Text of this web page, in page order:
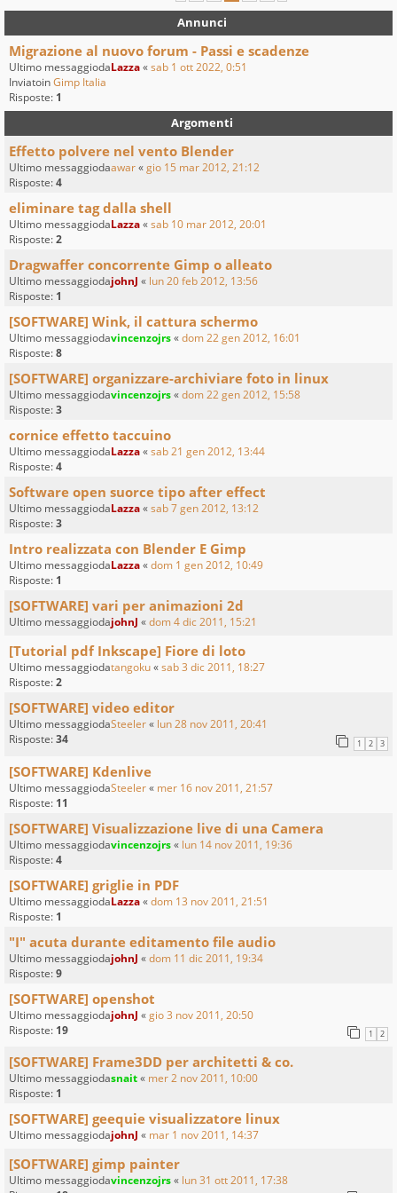
Annunci
Migrazione al nuovo forum - Passi e scadenze
Ultimo messaggiodaLazza«sab 1 ott 2022, 0:51
InviatoinGimp Italia
Risposte: 1
Argomenti
Effetto polvere nel vento Blender
Ultimo messaggiodaawar«gio 15 mar 2012, 21:12
Risposte:4
eliminare tag dalla shell
Ultimo messaggiodaLazza«sab 10 mar 2012, 20:01
Risposte:2
Dragwaffer concorrente Gimp o alleato
Ultimo messaggiodajohnJ « lun 20 feb 2012, 13:56
Risposte: 1
[SOFTWARE] Wink, il cattura schermo
Ultimo messaggiodavincenzojrs«dom 22 gen 2012, 16:01
Risposte:8
[SOFTWARE] organizzare-archiviare foto in linux
Ultimo messaggiodavincenzojrs«dom 22 gen 2012, 15:58
Risposte:3
cornice effetto taccuino
Ultimo messaggiodaLazza«sab 21 gen 2012, 13:44
Risposte:4
Software open suorce tipo after effect
Ultimo messaggiodaLazza«sab 7 gen 2012, 13:12
Risposte:3
Intro realizzata con Blender E Gimp
Ultimo messaggiodaLazza«dom 1 gen 2012, 10:49
Risposte: 1
[SOFTWARE] vari per animazioni 2d
Ultimo messaggiodajohnJ «dom 4 dic 2011, 15:21
[Tutorial pdf Inkscape] Fiore di loto
Ultimo messaggiodatangoku«sab 3 dic 2011, 18:27
Risposte:2
[SOFTWARE] video editor
Ultimo messaggiodaSteeler« lun 28 nov 2011, 20:41
Risposte:34 1 2 3
[SOFTWARE] Kdenlive
Ultimo messaggiodaSteeler« mer 16 nov 2011, 21:57
Risposte: 11
[SOFTWARE] Visualizzazione live di una Camera
Ultimo messaggiodavincenzojrs« lun 14 nov 2011, 19:36
Risposte:4
[SOFTWARE] griglie in PDF
Ultimo messaggiodaLazza«dom 13 nov 2011, 21:51
Risposte: 1
"I" acuta durante editamento file audio
Ultimo messaggiodajohnJ «dom 11 dic 2011, 19:34
Risposte:9
[SOFTWARE] openshot
Ultimo messaggiodajohnJ «gio 3 nov 2011, 20:50
Risposte: 19 1 2
[SOFTWARE] Frame3DD per architetti & co.
Ultimo messaggiodasnait« mer 2 nov 2011, 10:00
Risposte: 1
[SOFTWARE] geequie visualizzatore linux
Ultimo messaggiodajohnJ « mar 1 nov 2011, 14:37
[SOFTWARE] gimp painter
Ultimo messaggiodavincenzojrs« lun 31 ott 2011, 17:38